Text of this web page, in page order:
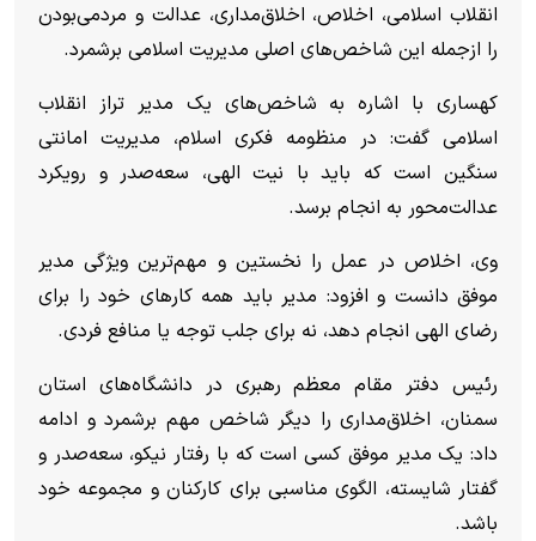
انقلاب اسلامی، اخلاص، اخلاق‌مداری، عدالت و مردمی‌بودن
را ازجمله این شاخص‌های اصلی مدیریت اسلامی برشمرد.
کهساری با اشاره به شاخص‌های یک مدیر تراز انقلاب
اسلامی گفت: در منظومه فکری اسلام، مدیریت امانتی
سنگین است که باید با نیت الهی، سعه‌صدر و رویکرد
عدالت‌محور به انجام برسد.
وی، اخلاص در عمل را نخستین و مهم‌ترین ویژگی مدیر
موفق دانست و افزود: مدیر باید همه کار‌های خود را برای
رضای الهی انجام دهد، نه برای جلب توجه یا منافع فردی.
رئیس دفتر مقام معظم رهبری در دانشگاه‌های استان
سمنان، اخلاق‌مداری را دیگر شاخص مهم برشمرد و ادامه
داد: یک مدیر موفق کسی است که با رفتار نیکو، سعه‌صدر و
گفتار شایسته، الگوی مناسبی برای کارکنان و مجموعه خود
باشد.